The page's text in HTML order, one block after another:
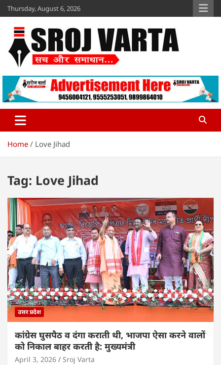
Skip
to
content
Thursday, August 6, 2026
Sroj Varta
www.srojvarta.in
Home Love Jihad
Tag: Love Jihad
उत्तर प्रदेश
कांग्रेस घुसपैठ व दंगा कराती थी, भाजपा ऐसा करने वालों
को निकाल बाहर करती है: मुख्यमंत्री
April 3, 2026 Sroj Varta